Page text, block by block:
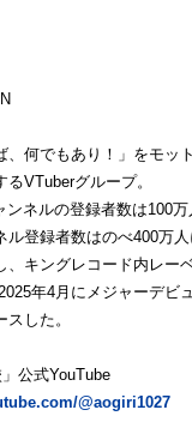
、何でもあり！」をモッ
VTuberグループ。
ンネルの登録者数は100
ル登録者数はのべ400万人
、キングレコード内レー
年4月にメジャーデビ
した。
公式YouTube
@aogiri1027